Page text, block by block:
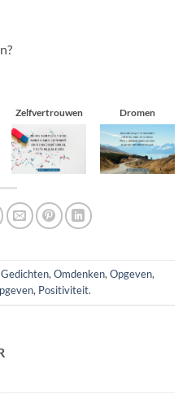
Zelfvertrouwen Dromen
Gedichten, Omdenken, Opgeven,
, Positiviteit.